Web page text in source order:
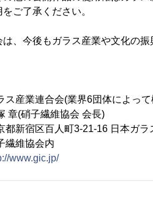
ご了承ください。
、今後もガラス産業や文化の振
連合会(業界6団体によって
子繊維協会 会長)
宿区百人町3-21-16 日本ガラ
会内
www.gic.jp/